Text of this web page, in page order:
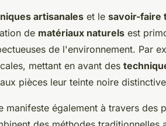
artisanales et le savoir-faire
de matériaux naturels est
de l'environnement. Par
mettant en avant des
pièces leur teinte noire
manifeste également à travers des